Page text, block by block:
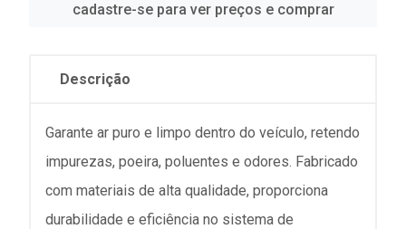
cadastre-se para ver preços e comprar
Descrição
Garante ar puro e limpo dentro do veículo, retendo
impurezas, poeira, poluentes e odores. Fabricado
com materiais de alta qualidade, proporciona
durabilidade e eficiência no sistema de